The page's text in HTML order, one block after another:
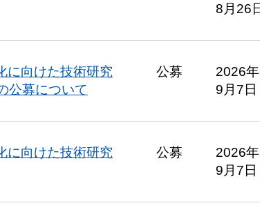
8月26日
に向けた技術研究
公募について
公募
2026年
9月7日
に向けた技術研究
公募
2026年
9月7日